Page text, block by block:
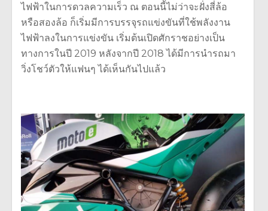
ไฟฟ้าในการดวลความเร็ว ณ ตอนนี้ไม่ว่าจะฝั่งสี่ล้อ
หรือสองล้อ ก็เริ่มมีการบรรจุรถแข่งขันที่ใช้พลังงาน
ไฟฟ้าลงในการแข่งขัน เริ่มต้นเปิดศักราชอย่างเป็น
ทางการในปี 2019 หลังจากปี 2018 ได้มีการนำรถมา
วิ่งโชว์ตัวให้แฟนๆ ได้เห็นกันไปแล้ว